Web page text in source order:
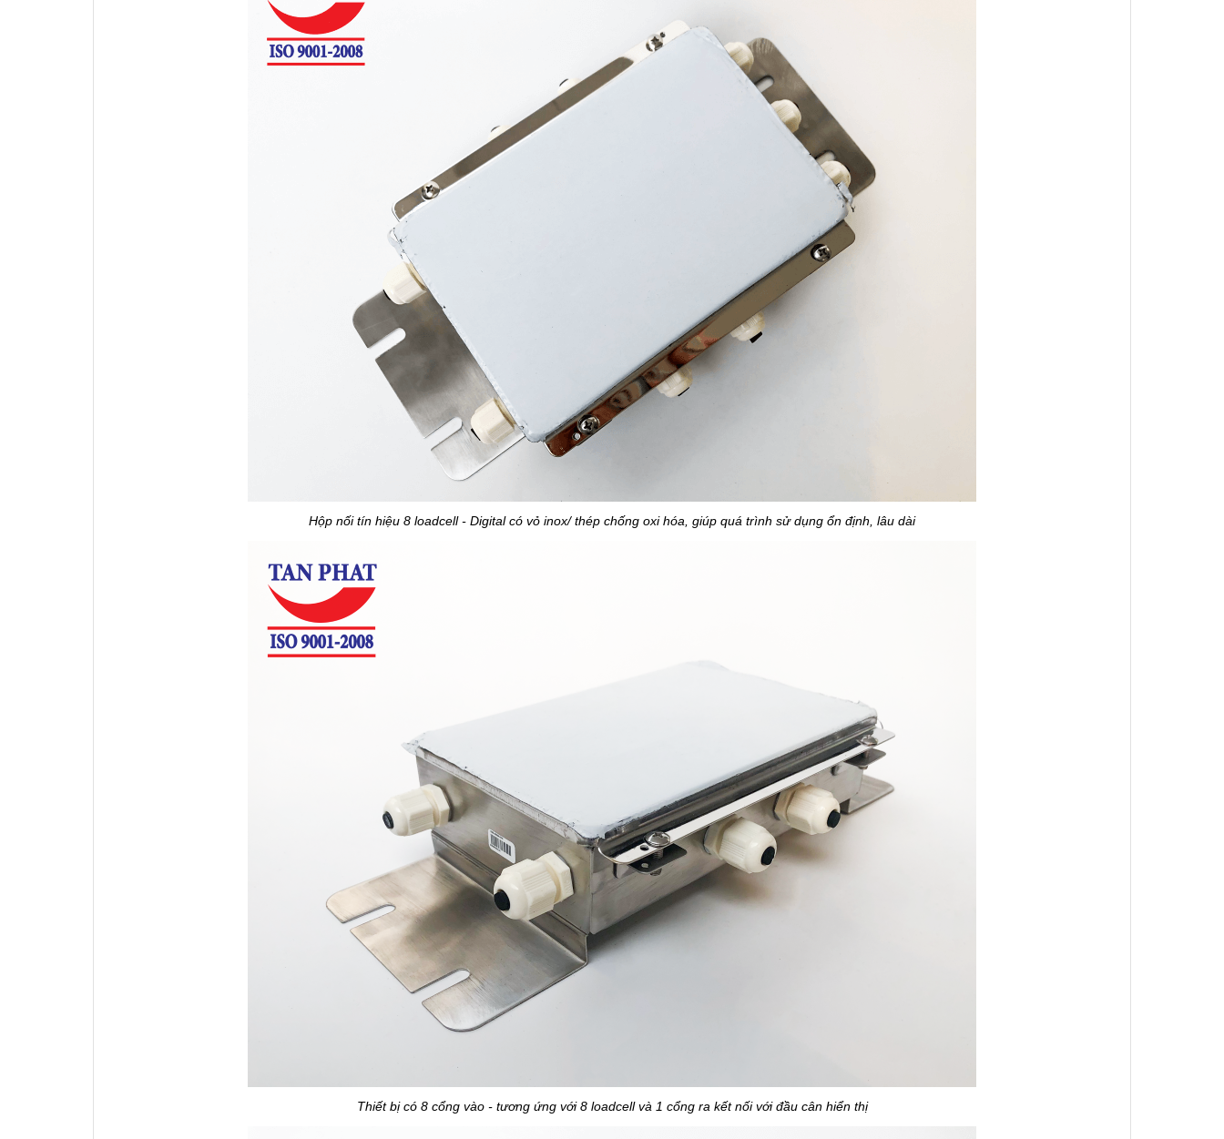
Hộp nối tín hiệu 8 loadcell - Digital có vỏ inox/ thép chống oxi hóa, giúp quá trình sử dụng ổn định, lâu dài
Thiết bị có 8 cổng vào - tương ứng với 8 loadcell và 1 cổng ra kết nối với đầu cân hiển thị